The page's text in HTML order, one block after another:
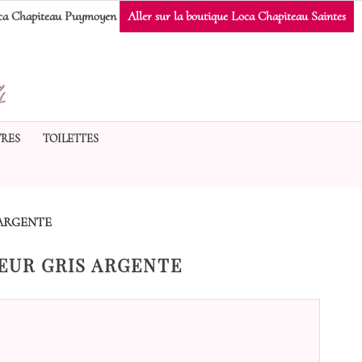
Chapiteau Puymoyen Aller sur la boutique Loca Chapiteau Saintes
TOILETTES
GRIS ARGENTE